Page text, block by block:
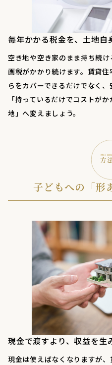
毎年かかる税金を、土地自
空き地や空き家のまま持ち続
画税がかかり続けます。賃貸
らをカバーできるだけでなく、
「持っているだけでコストが
地」へ変えましょう。
子どもへの「形
現金で渡すより、収益を生
現金は使えばなくなりますが